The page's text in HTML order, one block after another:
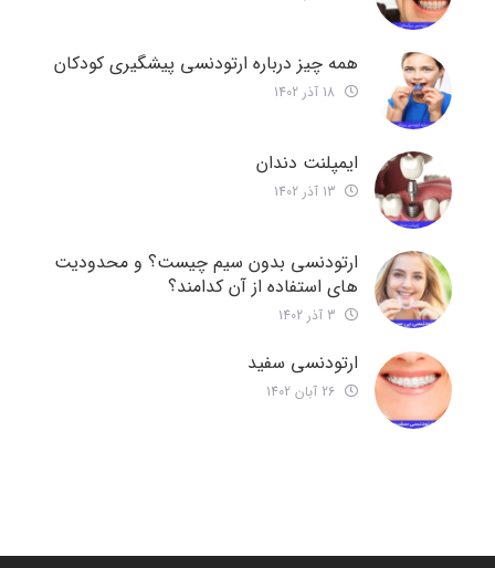
همه چیز درباره ارتودنسی پیشگیری کودکان
ایمپلنت دندان
ارتودنسی بدون سیم چیست؟ و محدودیت
های استفاده از آن کدامند؟
ارتودنسی سفید